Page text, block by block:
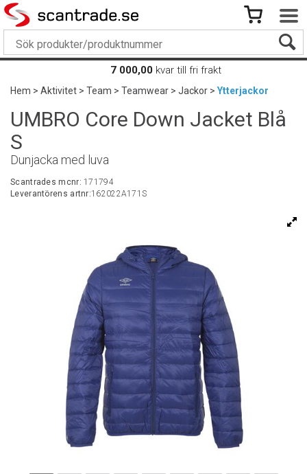
7 000,00 kvar till fri frakt
Hem>Aktivitet>Team>Teamwear>Jackor>Ytterjackor
UMBRO Core Down Jacket Blå
S
Dunjacka med luva
Scantrades mcnr:171794
Leverantörens artnr:162022A171S